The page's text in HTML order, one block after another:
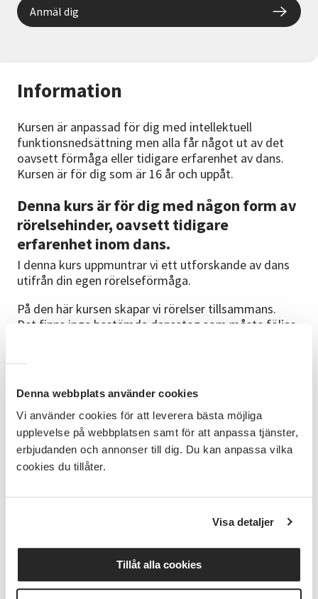
Denna webbplats använder cookies
Vi använder cookies för att leverera bästa möjliga
upplevelse på webbplatsen samt för att anpassa tjänster,
erbjudanden och annonser till dig. Du kan anpassa vilka
cookies du tillåter.
Visa detaljer
Tillåt alla cookies
Information
Kursen är anpassad för dig med intellektuell
funktionsnedsättning men alla får något ut av det
oavsett förmåga eller tidigare erfarenhet av dans.
Kursen är för dig som är 16 år och uppåt.
Denna kurs är för dig med någon form av
rörelsehinder, oavsett tidigare
erfarenhet inom dans.
I denna kurs uppmuntrar vi ett utforskande av dans
utifrån din egen rörelseförmåga.
På den här kursen skapar vi rörelser tillsammans.
Det finns inga bestämda danssteg som måste följas.
Kursen handlar om att prova, leka och vara i stunden.
Du får använda din fantasi och röra dig på ditt sätt.
Vi övar på samspel, närvaro och att ha roligt
tillsammans.
Kom som du är! Glöm inte att pumpa dina hjul och du
inneskor.
Vi ses varannan lördag med första
Uppehåll för höstlov v.44.
KursledareKarin Delén
Anmäl dig